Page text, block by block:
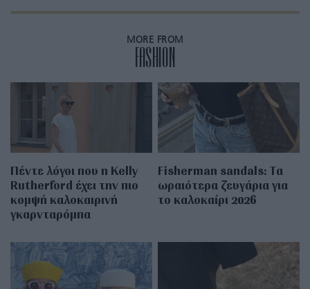
MORE FROM
FASHION
Πέντε λόγοι που η Kelly
Rutherford έχει την πιο
κομψή καλοκαιρινή
γκαρνταρόμπα
Fisherman sandals: Tα
ωραιότερα ζευγάρια για
το καλοκαίρι 2026